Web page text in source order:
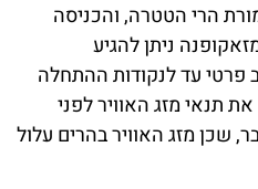
הרי הטטרה, והכניסה
ניתן להגיע
פרטי עד לנקודות ההתחלה
תנאי מזג האוויר לפני
שכן מזג האוויר בהרים עלול